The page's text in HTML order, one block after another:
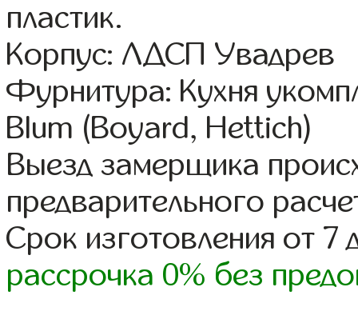
пластик.
Корпус: ЛДСП Увадрев
Фурнитура: Кухня
Blum (Boyard, Hettich)
Выезд замерщика
предварительного
Срок изготовления от 7
рассрочка 0% без